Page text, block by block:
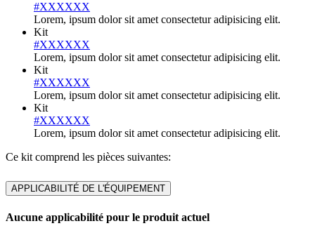
#XXXXXX
Lorem, ipsum dolor sit amet consectetur adipisicing elit.
Kit
#XXXXXX
Lorem, ipsum dolor sit amet consectetur adipisicing elit.
Kit
#XXXXXX
Lorem, ipsum dolor sit amet consectetur adipisicing elit.
Kit
#XXXXXX
Lorem, ipsum dolor sit amet consectetur adipisicing elit.
Ce kit comprend les pièces suivantes:
APPLICABILITÉ DE L'ÉQUIPEMENT
Aucune applicabilité pour le produit actuel